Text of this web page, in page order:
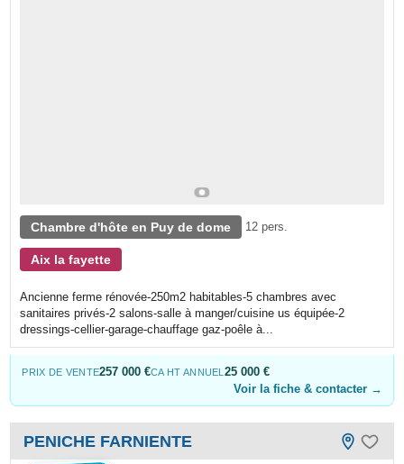
Chambre d'hôte en Puy de dome 12 pers.
Aix la fayette
Ancienne ferme rénovée-250m2 habitables-5 chambres avec
sanitaires privés-2 salons-salle à manger/cuisine us équipée-2
dressings-cellier-garage-chauffage gaz-poêle à...
PRIX DE VENTE257 000 €CA HT ANNUEL 25 000 €
Voir la fiche & contacter →
PENICHE FARNIENTE